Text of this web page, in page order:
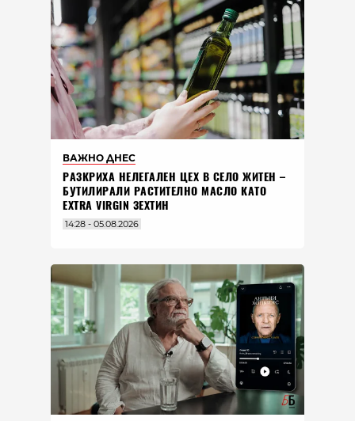
ВАЖНО ДНЕС
РАЗКРИХА НЕЛЕГАЛЕН ЦЕХ В СЕЛО ЖИТЕН –
БУТИЛИРАЛИ РАСТИТЕЛНО МАСЛО КАТО
EXTRA VIRGIN ЗЕХТИН
14:28 - 05.08.2026